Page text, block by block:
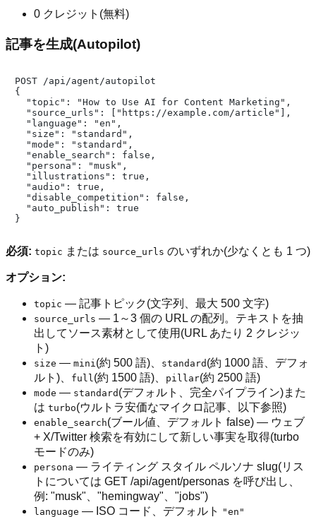
0 クレジット(無料)
記事を生成(Autopilot)
POST /api/agent/autopilot
{
  "topic": "How to Use AI for Content Marketing",
  "source_urls": ["https://example.com/article"],
  "language": "en",
  "size": "standard",
  "mode": "standard",
  "enable_search": false,
  "persona": "musk",
  "illustrations": true,
  "audio": true,
  "disable_competition": false,
  "auto_publish": true
必須: topic または source_urls のいずれか(少なくとも 1 つ)
オプション:
topic — 記事トピック(文字列、最大 500 文字)
source_urls — 1～3 個の URL の配列。テキストを抽
出してソース素材として使用(URL あたり 2 クレジッ
ト)
size — mini(約 500 語)、 standard (約 1000 語、デフォ
ルト)、
full(約 1500 語)、 pillar(約 2500 語)
mode — standard (デフォルト、完全パイプライン)また
は turbo(ウルトラ安価なマイクロ記事、以下参照)
enable_search(ブール値、デフォルト false) — ウェブ
+ X/Twitter 検索を有効にして新しい事実を取得(turbo
モードのみ)
persona — ライティング スタイル ペルソナ slug(リス
トについては GET /api/agent/personas を呼び出し、
例: "musk"、"hemingway"、"jobs")
language — ISO コード、デフォルト "en"